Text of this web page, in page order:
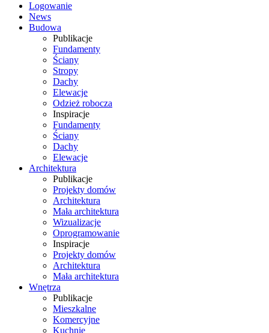
Logowanie
News
Budowa
Publikacje
Fundamenty
Ściany
Stropy
Dachy
Elewacje
Odzież robocza
Inspiracje
Fundamenty
Ściany
Dachy
Elewacje
Architektura
Publikacje
Projekty domów
Architektura
Mała architektura
Wizualizacje
Oprogramowanie
Inspiracje
Projekty domów
Architektura
Mała architektura
Wnętrza
Publikacje
Mieszkalne
Komercyjne
Kuchnie